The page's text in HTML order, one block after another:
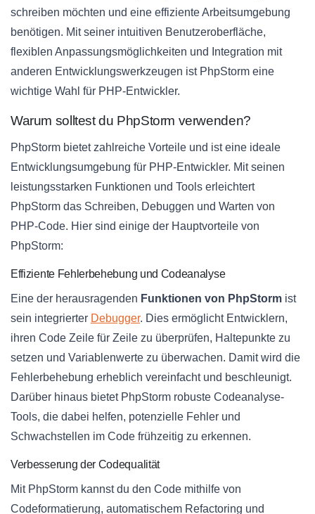
schreiben möchten und eine effiziente Arbeitsumgebung
benötigen. Mit seiner intuitiven Benutzeroberfläche,
flexiblen Anpassungsmöglichkeiten und Integration mit
anderen Entwicklungswerkzeugen ist PhpStorm eine
wichtige Wahl für PHP-Entwickler.
Warum solltest du PhpStorm verwenden?
PhpStorm bietet zahlreiche Vorteile und ist eine ideale
Entwicklungsumgebung für PHP-Entwickler. Mit seinen
leistungsstarken Funktionen und Tools erleichtert
PhpStorm das Schreiben, Debuggen und Warten von
PHP-Code. Hier sind einige der Hauptvorteile von
PhpStorm:
Effiziente Fehlerbehebung und Codeanalyse
Eine der herausragenden Funktionen von PhpStorm ist
sein integrierter Debugger. Dies ermöglicht Entwicklern,
ihren Code Zeile für Zeile zu überprüfen, Haltepunkte zu
setzen und Variablenwerte zu überwachen. Damit wird die
Fehlerbehebung erheblich vereinfacht und beschleunigt.
Darüber hinaus bietet PhpStorm robuste Codeanalyse-
Tools, die dabei helfen, potenzielle Fehler und
Schwachstellen im Code frühzeitig zu erkennen.
Verbesserung der Codequalität
Mit PhpStorm kannst du den Code mithilfe von
Codeformatierung, automatischem Refactoring und